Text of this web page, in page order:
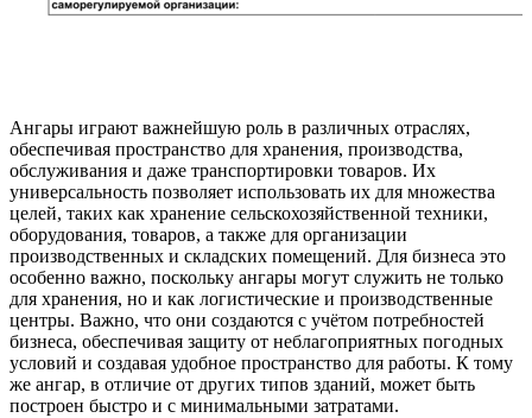
Ангары играют важнейшую роль в различных отраслях,
обеспечивая пространство для хранения, производства,
обслуживания и даже транспортировки товаров. Их
универсальность позволяет использовать их для множества
целей, таких как хранение сельскохозяйственной техники,
оборудования, товаров, а также для организации
производственных и складских помещений. Для бизнеса это
особенно важно, поскольку ангары могут служить не только
для хранения, но и как логистические и производственные
центры. Важно, что они создаются с учётом потребностей
бизнеса, обеспечивая защиту от неблагоприятных погодных
условий и создавая удобное пространство для работы. К тому
же ангар, в отличие от других типов зданий, может быть
построен быстро и с минимальными затратами.